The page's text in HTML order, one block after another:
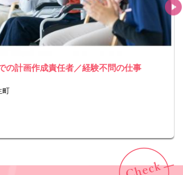
の計画作成責任者／経験不問の仕事
町